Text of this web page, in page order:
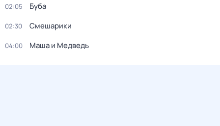
02:05 Буба
02:30 Смешарики
04:00 Маша и Медведь